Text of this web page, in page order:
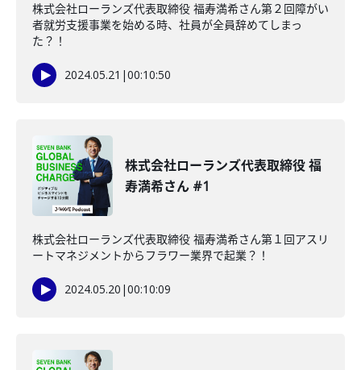
株式会社ローランズ代表取締役 福寿満希さん第２回障がい
者就労支援事業を始める時、社員が全員辞めてしまっ
た？！
2024.05.21 |00:10:50
株式会社ローランズ代表取締役 福
寿満希さん #1
株式会社ローランズ代表取締役 福寿満希さん第１回アスリ
ートマネジメントからフラワー業界で起業？！
2024.05.20 |00:10:09